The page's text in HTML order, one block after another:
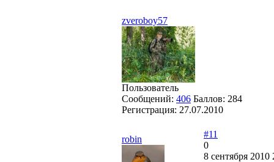
zveroboy57
Пользователь
Сообщений: 406 Баллов: 284
Регистрация: 27.07.2010
robin
#11
0
8 сентября 2010